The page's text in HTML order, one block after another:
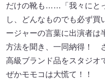
だけの靴も……「我々にと
し、どんなものでも必ず買
ージャーの言葉に出演者は
方法を聞き、一同納得！
高級ブランド品をスタジ
ぜかモモコは大慌て！！